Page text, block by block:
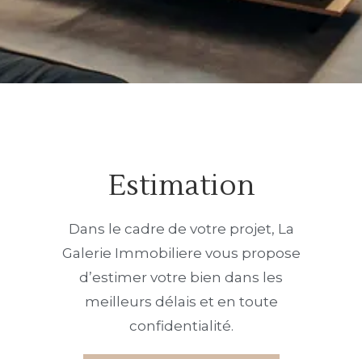
Estimation
Dans le cadre de votre projet, La
Galerie Immobiliere vous propose
d’estimer votre bien dans les
meilleurs délais et en toute
confidentialité.